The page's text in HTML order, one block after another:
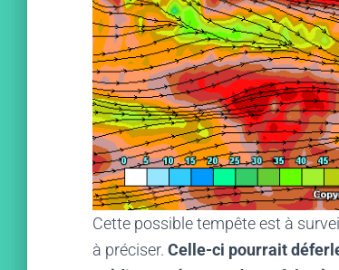
Cette possible tempête est à
à préciser. Celle-ci pourrait